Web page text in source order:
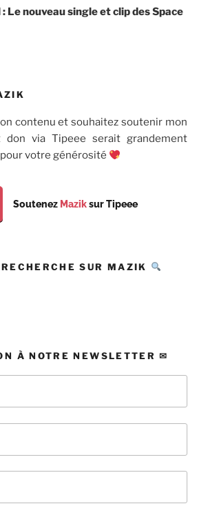
Le nouveau single et clip des Space
contenu et souhaitez soutenir mon
via Tipeee serait grandement
votre générosité
Soutenez Maziksur Tipeee
SUR MAZIK
À NOTRE NEWSLETTER ✉